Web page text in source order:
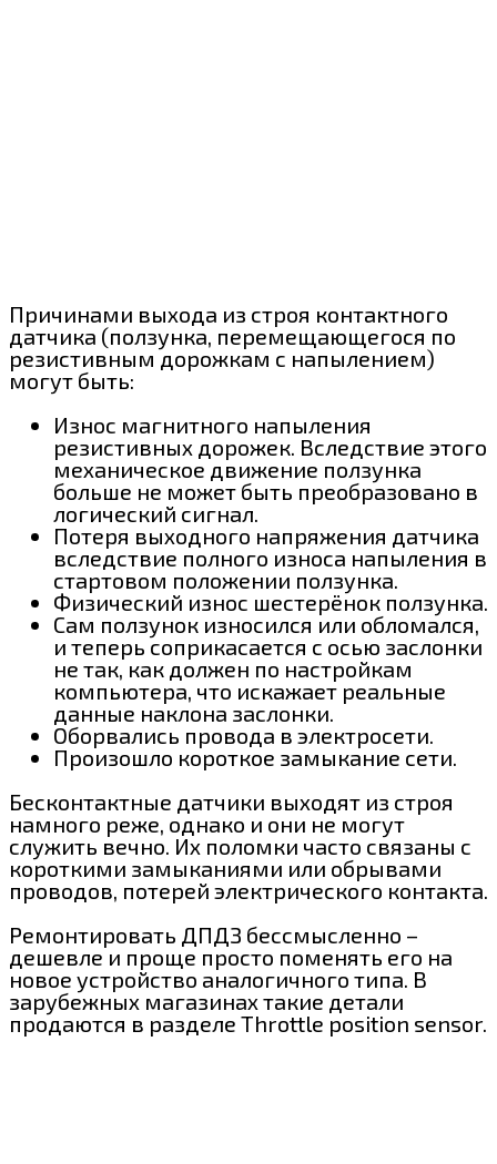
Причинами выхода из строя контактного
датчика (ползунка, перемещающегося по
резистивным дорожкам с напылением)
могут быть:
Износ магнитного напыления
резистивных дорожек. Вследствие этого
механическое движение ползунка
больше не может быть преобразовано в
логический сигнал.
Потеря выходного напряжения датчика
вследствие полного износа напыления в
стартовом положении ползунка.
Физический износ шестерёнок ползунка.
Сам ползунок износился или обломался,
и теперь соприкасается с осью заслонки
не так, как должен по настройкам
компьютера, что искажает реальные
данные наклона заслонки.
Оборвались провода в электросети.
Произошло короткое замыкание сети.
Бесконтактные датчики выходят из строя
намного реже, однако и они не могут
служить вечно. Их поломки часто связаны с
короткими замыканиями или обрывами
проводов, потерей электрического контакта.
Ремонтировать ДПДЗ бессмысленно –
дешевле и проще просто поменять его на
новое устройство аналогичного типа. В
зарубежных магазинах такие детали
продаются в разделе Throttle position sensor.